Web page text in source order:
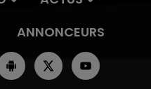
ANNONCEURS